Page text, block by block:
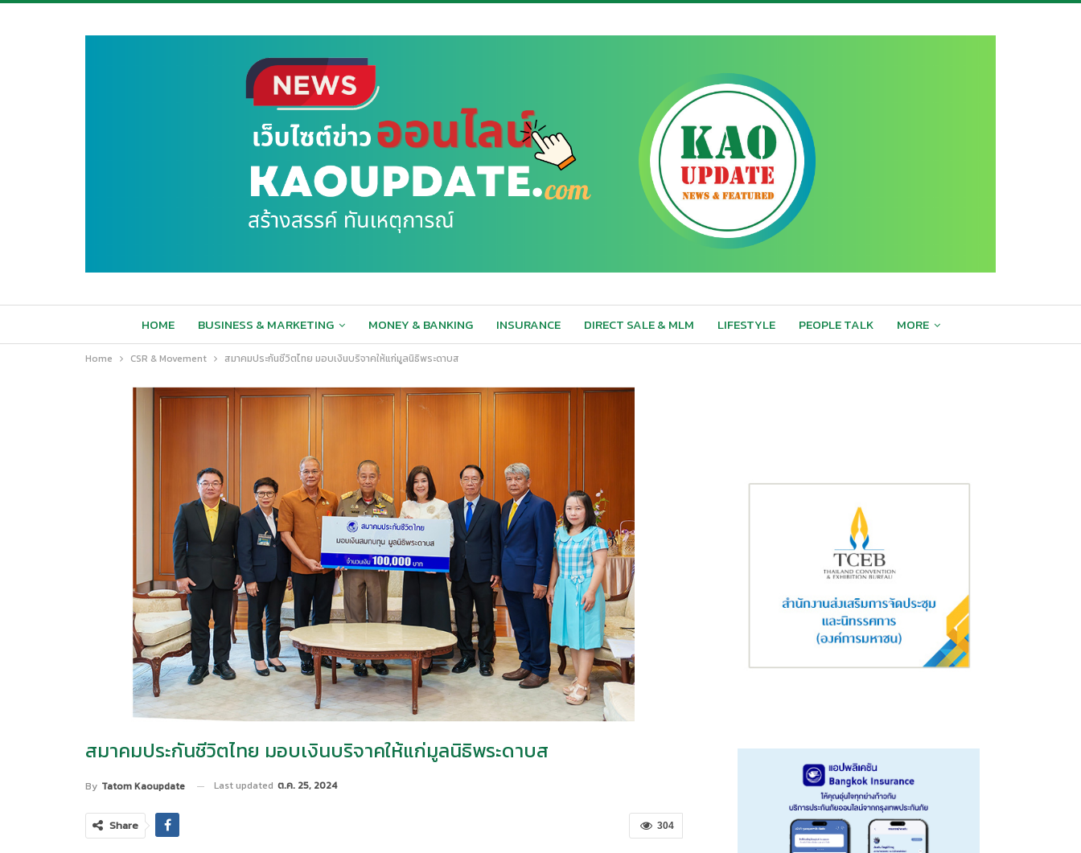
HOME BUSINESS & MARKETING MONEY & BANKING INSURANCE DIRECT SALE & MLM LIFESTYLE PEOPLE TALK MORE
Home CSR & Movement สมาคมประกันชีวิตไทย มอบเงินบริจาคให้แก่มูลนิธิพระดาบส
สมาคมประกันชีวิตไทย มอบเงินบริจาคให้แก่มูลนิธิพระดาบส
By Tatom Kaoupdate Last updated ต.ค. 25, 2024
304
Share